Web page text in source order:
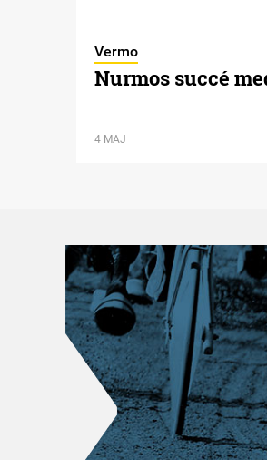
Vermo
Nurmos succé
4 MAJ